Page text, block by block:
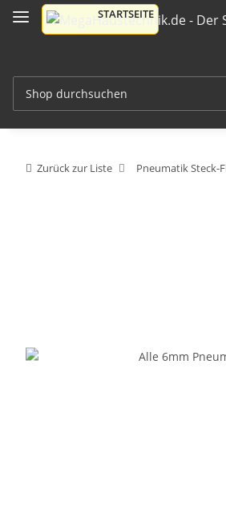
Zurück zur Liste Pneumatik Steck-